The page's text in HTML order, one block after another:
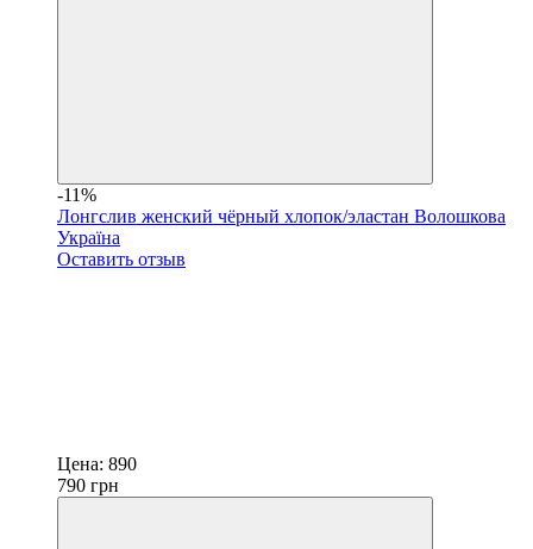
-11%
Лонгслив женский чёрный хлопок/эластан Волошкова
Україна
Оставить отзыв
Цена: 890
790 грн